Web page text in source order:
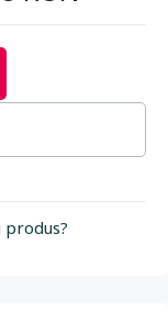
produs?